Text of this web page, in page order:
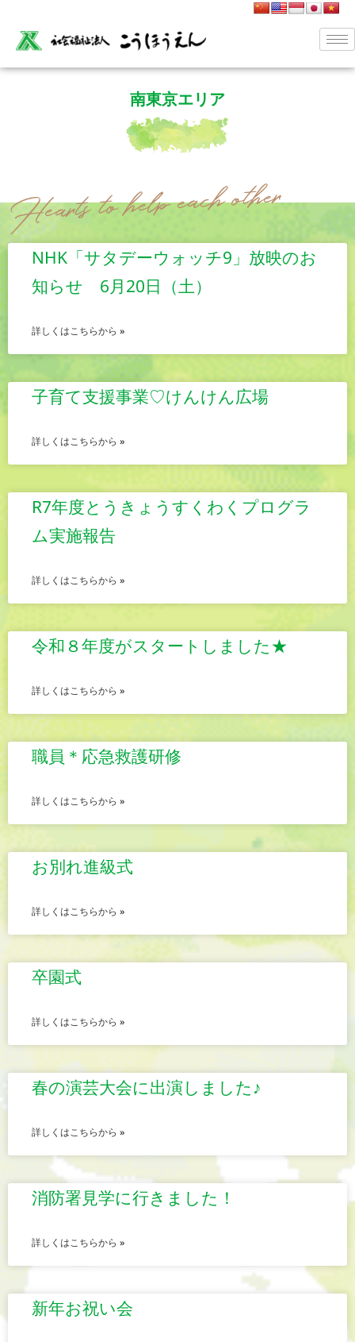
南東京エリア
NHK「サタデーウォッチ9」放映のお
知らせ 6月20日（土）
詳しくはこちらから »
子育て支援事業♡けんけん広場
詳しくはこちらから »
R7年度とうきょうすくわくプログラ
ム実施報告
詳しくはこちらから »
令和８年度がスタートしました★
詳しくはこちらから »
職員＊応急救護研修
詳しくはこちらから »
お別れ進級式
詳しくはこちらから »
卒園式
詳しくはこちらから »
春の演芸大会に出演しました♪
詳しくはこちらから »
消防署見学に行きました！
詳しくはこちらから »
新年お祝い会